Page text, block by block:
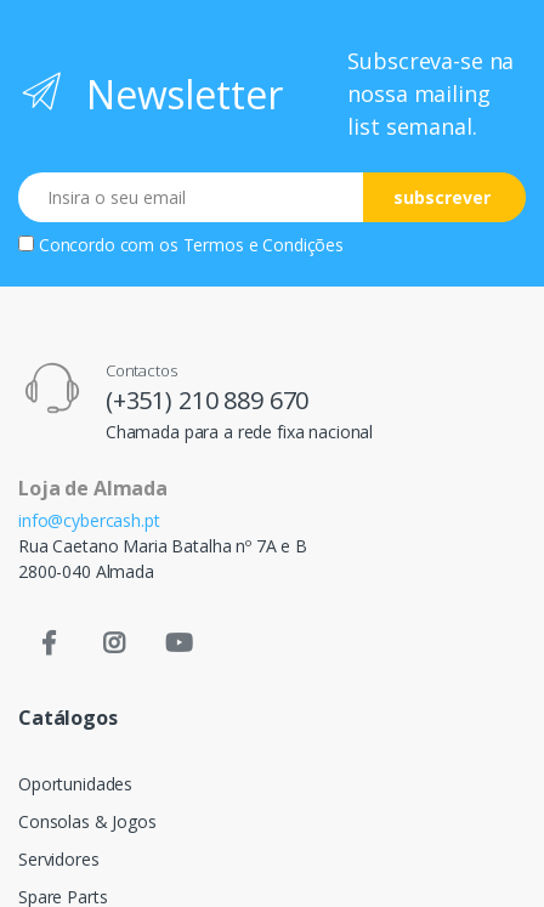
Newsletter
Subscreva-se na
nossa mailing
list semanal.
Email
subscrever
Concordo com os Termos e Condições
Contactos
(+351) 210 889 670
Chamada para a rede fixa nacional
Loja de Almada
info@cybercash.pt
Rua Caetano Maria Batalha nº 7A e B
2800-040 Almada
Catálogos
Oportunidades
Consolas & Jogos
Servidores
Spare Parts